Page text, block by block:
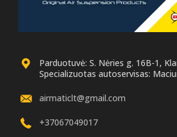
Parduotuvė: S. Nėries g. 16B-1,
Specializuotas autoservisas:
airmaticlt@gmail.com
+37067049017